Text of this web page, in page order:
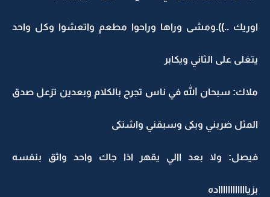
اوريك ..)).ومشى وراها وراحوا مطعم واتعشوا وكل واحد
يتغلى على الثاني ويكابر
ملاك: سبحان الله في ناس تجرح بالكلام وبعدين تزعل صدق
المثل ضربني وبكى وسبقني واشتكى
فيصل: ولا بعد االي يقهر اذا جاك واحد واثق بنفسه
بزيااااااااااااده